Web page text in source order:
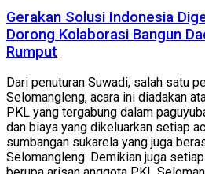
Gerakan Solusi Indonesia
Dorong Kolaborasi Bangun
Rumput
Dari penuturan Suwadi, salah satu
Selomangleng, acara ini diadakan
PKL yang tergabung dalam
dan biaya yang dikeluarkan setiap
sumbangan sukarela yang juga
Selomangleng. Demikian juga